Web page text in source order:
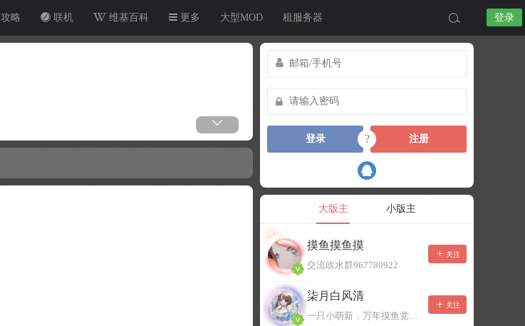
攻略 联机 维基百科 更多 大型MOD 租服务器 登录
登录 ? 注册
大版主 小版主
摸鱼摸鱼摸
交流吹水群967780922
关注
柒月白风清
一只小萌新，万年摸鱼党！已经脱坑了。。。
关注